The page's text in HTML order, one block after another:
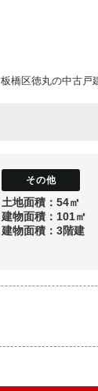
板橋区徳丸の中古戸
土地面積：54㎡
建物面積：101㎡
建物面積：3階建